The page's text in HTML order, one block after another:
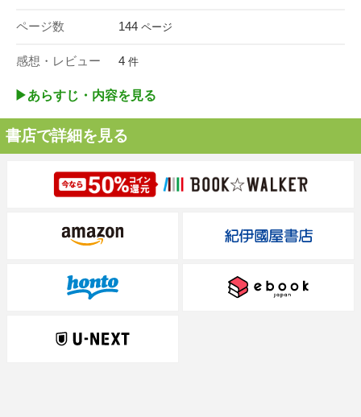
ページ数 144 ページ
感想・レビュー 4 件
▶︎あらすじ・内容を見る
書店で詳細を見る